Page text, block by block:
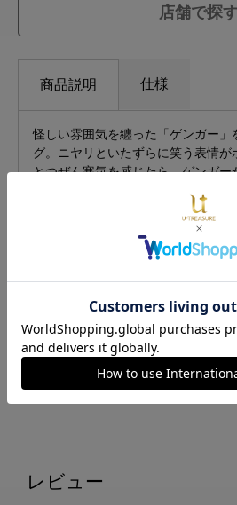
店舗で探
商品説明 仕様
怪しい雰囲気を纏った「ゲンガー」
グ。ニヤリといたずらに笑う表情が
とつぜん寒気を感じたら、ゲンガー
ゲンガーをモチーフにした、ネック
■発送について
発送予定日は、ご注文状況により変
す。ご了承ください。
銀行振込・コンビニ支払いをご選択
から記載の納期がかかりますのでご
レビュー